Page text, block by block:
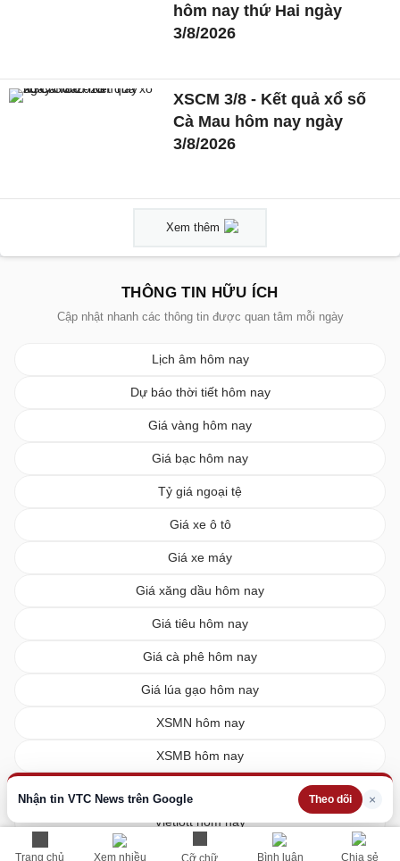
Trang chủ Xem nhiều Cỡ chữ Bình luận Chia sẻ
Nhận tin VTC News trên Google Theo dõi ×
hôm nay thứ Hai ngày
3/8/2026
XSCM 3/8 - Kết quả xổ số
Cà Mau hôm nay ngày
3/8/2026
Xem thêm
THÔNG TIN HỮU ÍCH
Cập nhật nhanh các thông tin được quan tâm mỗi ngày
Lịch âm hôm nay
Dự báo thời tiết hôm nay
Giá vàng hôm nay
Giá bạc hôm nay
Tỷ giá ngoại tệ
Giá xe ô tô
Giá xe máy
Giá xăng dầu hôm nay
Giá tiêu hôm nay
Giá cà phê hôm nay
Giá lúa gạo hôm nay
XSMN hôm nay
XSMB hôm nay
Vietlott hôm nay